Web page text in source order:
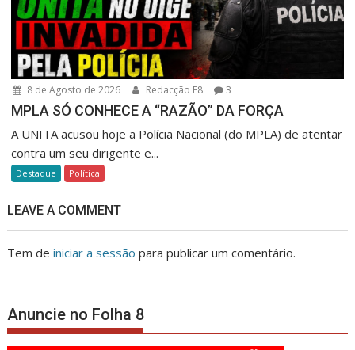
8 de Agosto de 2026 Redacção F8 3
MPLA SÓ CONHECE A “RAZÃO” DA FORÇA
A UNITA acusou hoje a Polícia Nacional (do MPLA) de atentar
contra um seu dirigente e...
Destaque Política
LEAVE A COMMENT
Tem deiniciar a sessão para publicar um comentário.
Anuncie no Folha 8